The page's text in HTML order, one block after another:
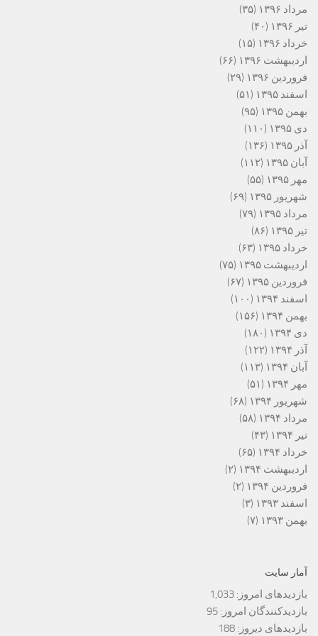
مرداد ۱۳۹۶
(۳۵)
تیر ۱۳۹۶
(۴۰)
خرداد ۱۳۹۶
(۱۵)
اردیبهشت ۱۳۹۶
(۶۶)
فروردین ۱۳۹۶
(۲۹)
اسفند ۱۳۹۵
(۵۱)
بهمن ۱۳۹۵
(۹۵)
دی ۱۳۹۵
(۱۱۰)
آذر ۱۳۹۵
(۱۳۶)
آبان ۱۳۹۵
(۱۱۲)
مهر ۱۳۹۵
(۵۵)
شهریور ۱۳۹۵
(۶۹)
مرداد ۱۳۹۵
(۷۹)
تیر ۱۳۹۵
(۸۶)
خرداد ۱۳۹۵
(۶۳)
اردیبهشت ۱۳۹۵
(۷۵)
فروردین ۱۳۹۵
(۶۷)
اسفند ۱۳۹۴
(۱۰۰)
بهمن ۱۳۹۴
(۱۵۶)
دی ۱۳۹۴
(۱۸۰)
آذر ۱۳۹۴
(۱۲۲)
آبان ۱۳۹۴
(۱۱۳)
مهر ۱۳۹۴
(۵۱)
شهریور ۱۳۹۴
(۶۸)
مرداد ۱۳۹۴
(۵۸)
تیر ۱۳۹۴
(۴۳)
خرداد ۱۳۹۴
(۶۵)
اردیبهشت ۱۳۹۴
(۲)
فروردین ۱۳۹۴
(۲)
اسفند ۱۳۹۳
(۳)
بهمن ۱۳۹۳
(۷)
آمار سایت
بازدیدهای امروز: 1,033
بازدیدکنندگان امروز: 95
بازدیدهای دیروز: 188